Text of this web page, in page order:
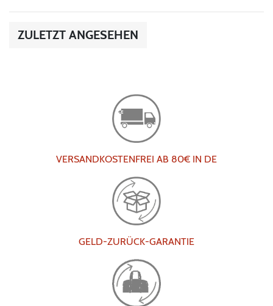
ZULETZT ANGESEHEN
VERSANDKOSTENFREI AB 80€ IN DE
GELD-ZURÜCK-GARANTIE